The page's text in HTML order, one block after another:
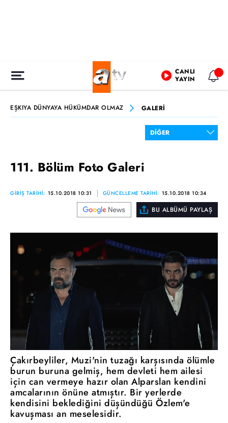
CANLI
YAYIN
EŞKIYA DÜNYAYA HÜKÜMDAR OLMAZ GALERİ
111. Bölüm Foto Galeri
GİRİŞ TARİHİ: 15.10.2018 10:31 GÜNCELLEME TARİHİ: 15.10.2018 10:34
BU ALBÜMÜ PAYLAŞ
Çakırbeyliler, Muzi'nin tuzağı karşısında ölümle
burun buruna gelmiş, hem devleti hem ailesi
için can vermeye hazır olan Alparslan kendini
amcalarının önüne atmıştır. Bir yerlerde
kendisini beklediğini düşündüğü Özlem'e
kavuşması an meselesidir.